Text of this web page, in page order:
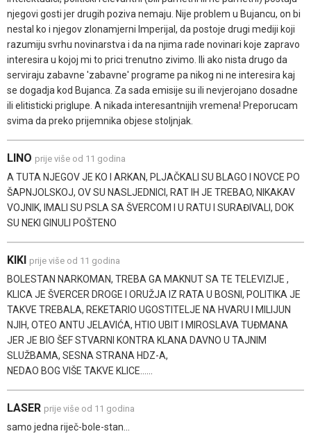
njegovi gosti jer drugih poziva nemaju. Nije problem u Bujancu, on bi
nestal ko i njegov zlonamjerni Imperijal, da postoje drugi mediji koji
razumiju svrhu novinarstva i da na njima rade novinari koje zapravo
interesira u kojoj mi to prici trenutno zivimo. Ili ako nista drugo da
serviraju zabavne 'zabavne' programe pa nikog ni ne interesira kaj
se dogadja kod Bujanca. Za sada emisije su ili nevjerojano dosadne
ili elitisticki priglupe. A nikada interesantnijih vremena! Preporucam
svima da preko prijemnika objese stoljnjak.
LINO prije više od 11 godina
A TUTA NJEGOV JE KO I ARKAN, PLJAČKALI SU BLAGO I NOVCE PO
ŠAPNJOLSKOJ, OV SU NASLJEDNICI, RAT IH JE TREBAO, NIKAKAV
VOJNIK, IMALI SU PSLA SA ŠVERCOM I U RATU I SURAĐIVALI, DOK
SU NEKI GINULI POŠTENO
KIKI prije više od 11 godina
BOLESTAN NARKOMAN, TREBA GA MAKNUT SA TE TELEVIZIJE ,
KLICA JE ŠVERCER DROGE I ORUŽJA IZ RATA U BOSNI, POLITIKA JE
TAKVE TREBALA, REKETARIO UGOSTITELJE NA HVARU I MILIJUN
NJIH, OTEO ANTU JELAVIĆA, HTIO UBIT I MIROSLAVA TUĐMANA
JER JE BIO ŠEF STVARNI KONTRA KLANA DAVNO U TAJNIM
SLUŽBAMA, SESNA STRANA HDZ-A,
NEDAO BOG VIŠE TAKVE KLICE......
LASER prije više od 11 godina
samo jedna riječ-bole-stan...